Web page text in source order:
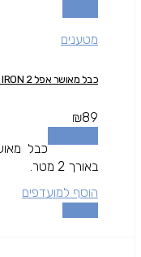
מטענים
כבל מאושר אפל IRON 2 מטר
₪89
באורך 2 מטר.
הוסף למועדפים